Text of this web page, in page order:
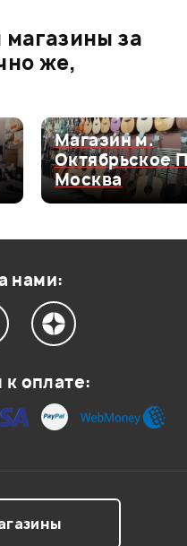
0
0
0
за
же,
Магазин м.
Октябрьское
Москва
нами:
оплате: